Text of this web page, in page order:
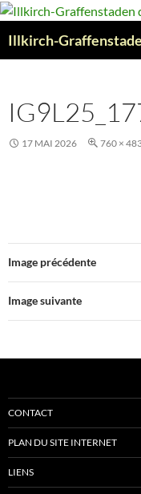
Aller
contenu
Illkirch-
17 MAI 2026 760 ×
Image précédente
Image suivante
CONTACT
PLAN DU SITE INTERNET
LIENS